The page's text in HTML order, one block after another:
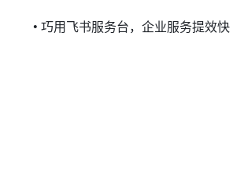
• 巧用飞书服务台，企业服务提效快